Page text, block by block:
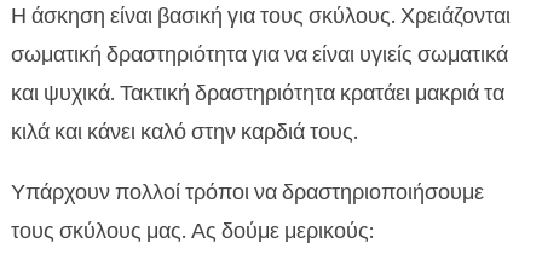
Η άσκηση είναι βασική για τους σκύλους. Χρειάζονται
σωματική δραστηριότητα για να είναι υγιείς σωματικά
και ψυχικά. Τακτική δραστηριότητα κρατάει μακριά τα
κιλά και κάνει καλό στην καρδιά τους.
Υπάρχουν πολλοί τρόποι να δραστηριοποιήσουμε
τους σκύλους μας. Ας δούμε μερικούς: